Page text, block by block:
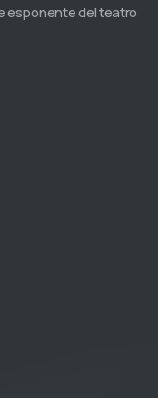
esponente del teatro